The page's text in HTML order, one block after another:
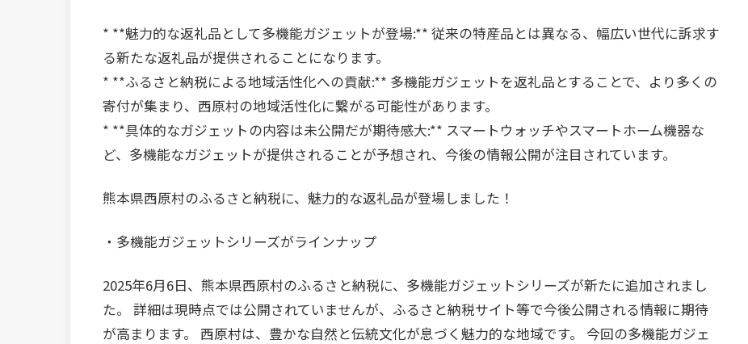
* **魅力的な返礼品として多機能ガジェットが登場:** 従来の特産品とは異なる、幅広い世代に訴求す
る新たな返礼品が提供されることになります。
* **ふるさと納税による地域活性化への貢献:** 多機能ガジェットを返礼品とすることで、より多くの
寄付が集まり、西原村の地域活性化に繋がる可能性があります。
* **具体的なガジェットの内容は未公開だが期待感大:** スマートウォッチやスマートホーム機器な
ど、多機能なガジェットが提供されることが予想され、今後の情報公開が注目されています。
熊本県西原村のふるさと納税に、魅力的な返礼品が登場しました！
・多機能ガジェットシリーズがラインナップ
2025年6月6日、熊本県西原村のふるさと納税に、多機能ガジェットシリーズが新たに追加されまし
た。 詳細は現時点では公開されていませんが、ふるさと納税サイト等で今後公開される情報に期待
が高まります。 西原村は、豊かな自然と伝統文化が息づく魅力的な地域です。 今回の多機能ガジェ